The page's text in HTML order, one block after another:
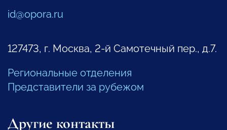
id@opora.ru
127473, г. Москва, 2-й Самотечный пер., д.7.
Региональные отделения
Представители за рубежом
Другие контакты